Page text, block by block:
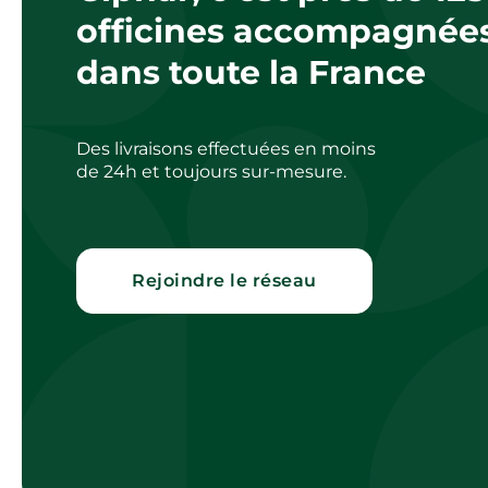
officines
dans toute la France
Des livraisons effectuées en moins
de 24h et toujours sur-mesure.
Rejoindre le réseau